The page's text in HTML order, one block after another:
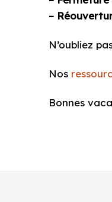
–
N’oubliez
Nos
Bonnes